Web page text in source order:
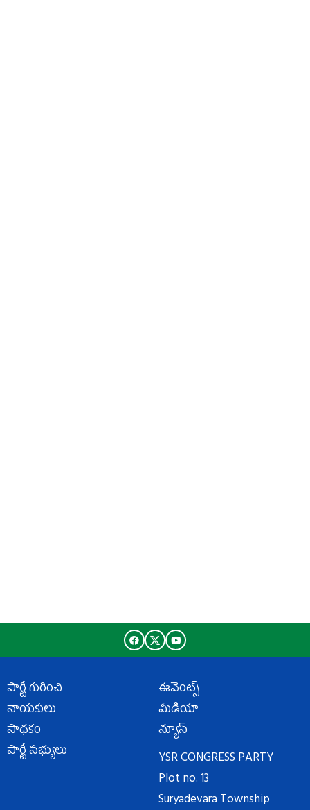
పార్టీ గురించి
నాయకులు
సాధకం
పార్టీ సభ్యులు
ఈవెంట్స్
మీడియా
న్యూస్
YSR CONGRESS PARTY
Plot no. 13
Suryadevara Township